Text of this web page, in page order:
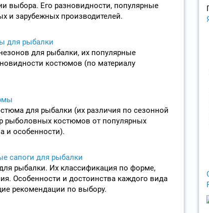
выбора. Его разновидности, популярные
и зарубежных производителей.
для рыбалки
для рыбалки, их популярные
костюмов (по материалу
для рыбалки (их различия по сезонной
рыболовных костюмов от популярных
и особенности).
сапоги для рыбалки
рыбалки. Их классификация по форме,
Особенности и достоинства каждого вида
рекомендации по выбору.